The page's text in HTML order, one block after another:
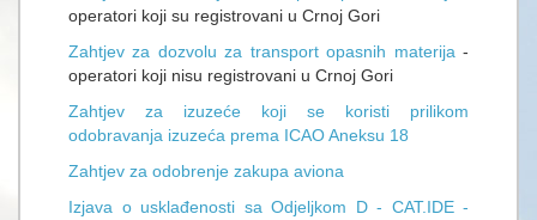
operatori koji su registrovani u Crnoj Gori
Zahtjev za dozvolu za transport opasnih materija -
operatori koji nisu registrovani u Crnoj Gori
Zahtjev za izuzeće koji se koristi prilikom
odobravanja izuzeća prema ICAO Aneksu 18
Zahtjev za odobrenje zakupa aviona
Izjava o usklađenosti sa Odjeljkom D - CAT.IDE -